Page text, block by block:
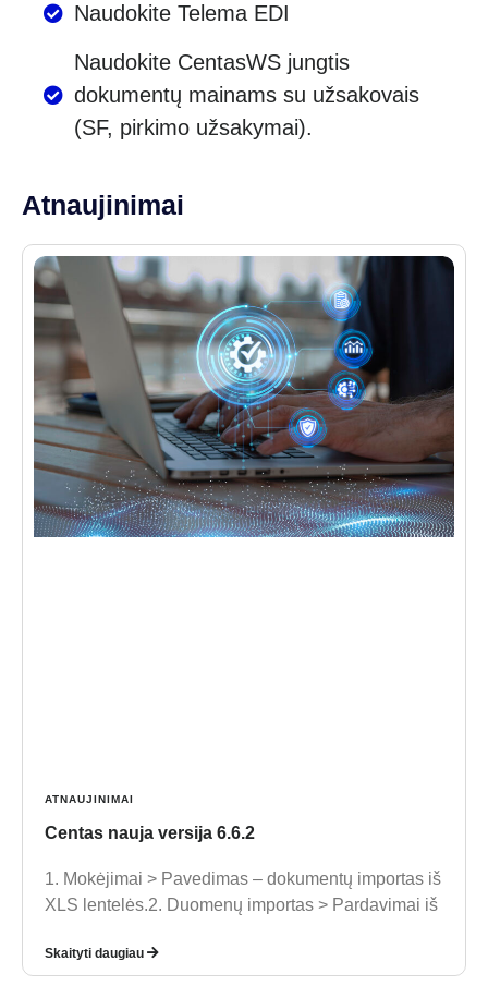
Naudokite Telema EDI
Naudokite CentasWS jungtis
dokumentų mainams su užsakovais
(SF, pirkimo užsakymai).
Atnaujinimai
ATNAUJINIMAI
Centas nauja versija 6.6.2
1. Mokėjimai > Pavedimas – dokumentų importas iš
XLS lentelės.2. Duomenų importas > Pardavimai iš
Skaityti daugiau